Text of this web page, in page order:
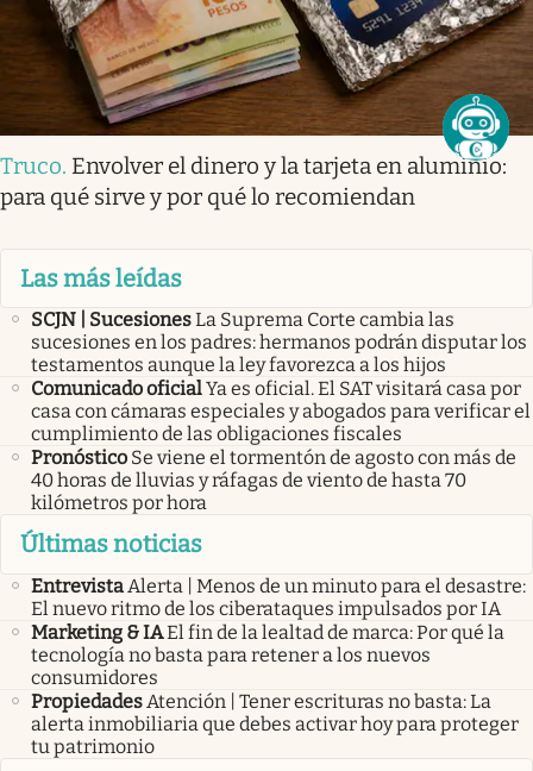
Truco. Envolver el dinero y la tarjeta en aluminio:
para qué sirve y por qué lo recomiendan
Las más leídas
SCJN | SucesionesLa Suprema Corte cambia las
sucesiones en los padres: hermanos podrán disputar los
testamentos aunque la ley favorezca a los hijos
Comunicado oficialYa es oficial. El SAT visitará casa por
casa con cámaras especiales y abogados para verificar el
cumplimiento de las obligaciones fiscales
Pronóstico Se viene el tormentón de agosto con más de
40 horas de lluvias y ráfagas de viento de hasta 70
kilómetros por hora
Últimas noticias
Entrevista Alerta | Menos de un minuto para el desastre:
El nuevo ritmo de los ciberataques impulsados por IA
Marketing & IAEl fin de la lealtad de marca: Por qué la
tecnología no basta para retener a los nuevos
consumidores
Propiedades Atención | Tener escrituras no basta: La
alerta inmobiliaria que debes activar hoy para proteger
tu patrimonio